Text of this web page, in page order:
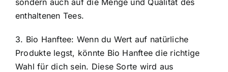
enthaltenen Tees.
3. Bio Hanftee: Wenn du Wert auf natürliche
Produkte legst, könnte Bio Hanftee die richtige
Wahl für dich sein. Diese Sorte wird aus